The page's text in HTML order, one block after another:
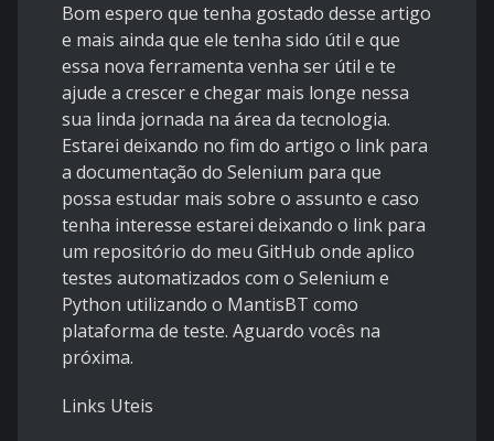
Bom espero que tenha gostado desse artigo
e mais ainda que ele tenha sido útil e que
essa nova ferramenta venha ser útil e te
ajude a crescer e chegar mais longe nessa
sua linda jornada na área da tecnologia.
Estarei deixando no fim do artigo o link para
a documentação do Selenium para que
possa estudar mais sobre o assunto e caso
tenha interesse estarei deixando o link para
um repositório do meu GitHub onde aplico
testes automatizados com o Selenium e
Python utilizando o MantisBT como
plataforma de teste. Aguardo vocês na
próxima.
Links Uteis